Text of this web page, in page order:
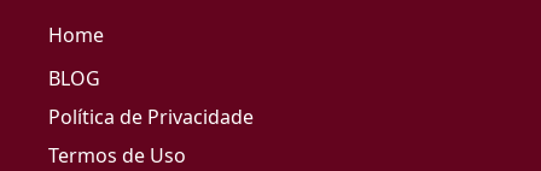
Home
BLOG
Política de Privacidade
Termos de Uso